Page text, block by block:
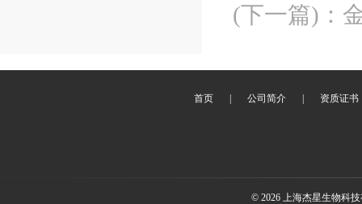
(下一篇) ：
首页 | 公司简介 | 资质证书
© 2026 上海杰星生物科